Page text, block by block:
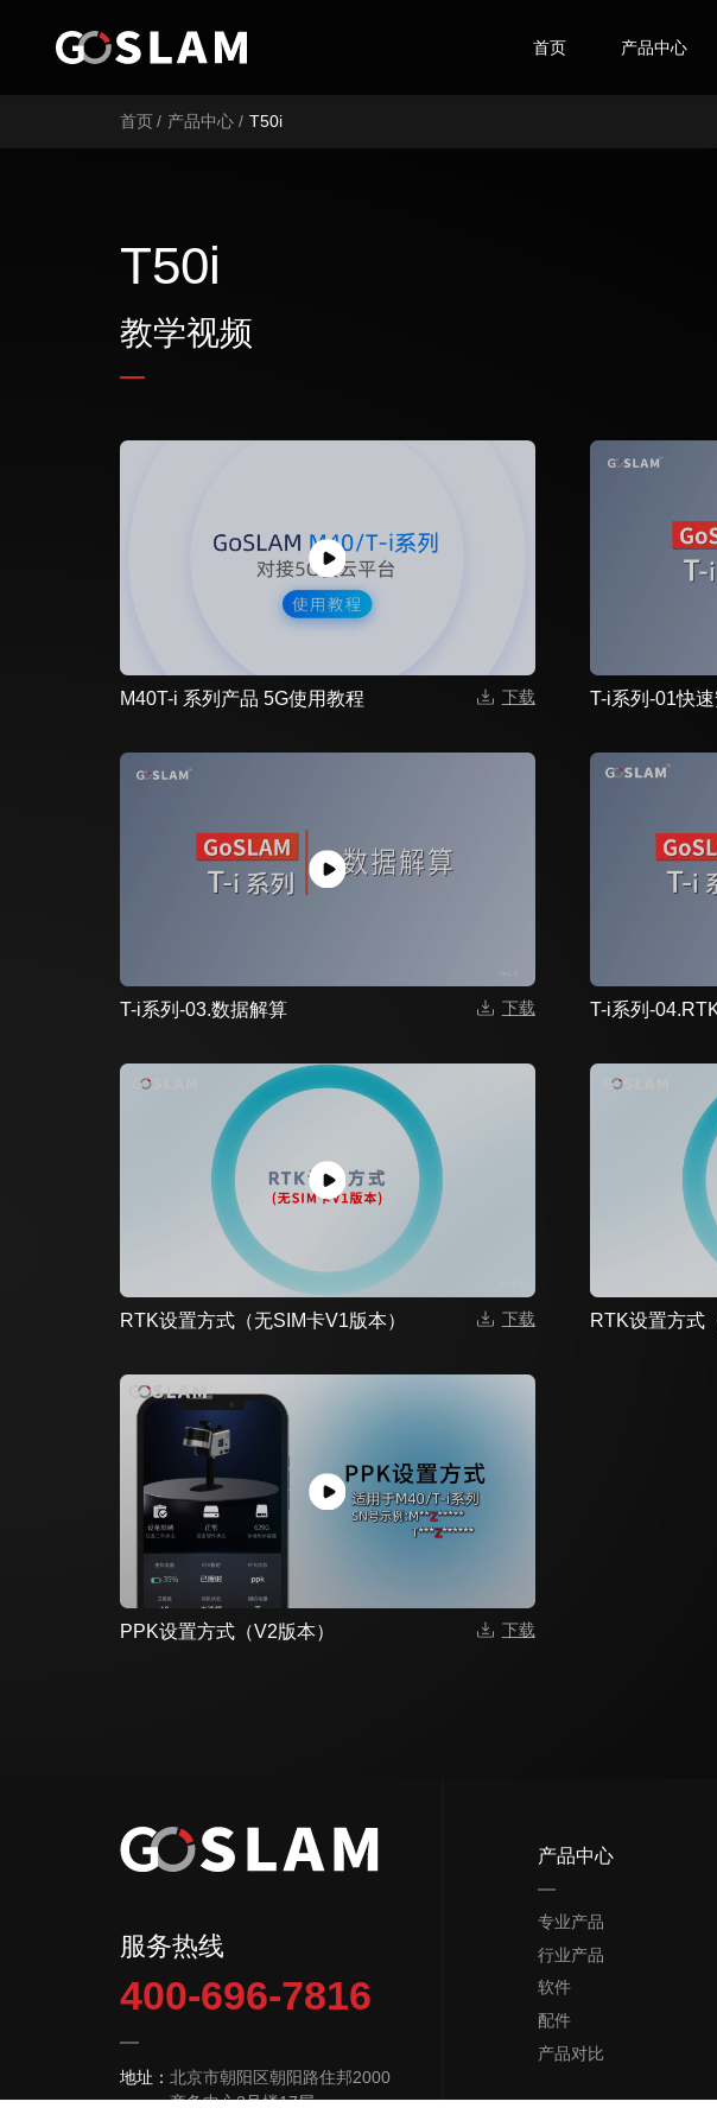
首页 产品中心
服务支持
品牌简介
首页 / 产品中心 / T50i
T50i
教学视频
M40T-i 系列产品 5G使用教程 下载 T-i系列-01快
T-i系列-03.数据解算 下载 T-i系列-
RTK设置方式（无SIM卡V1版本） 下载 RTK设置方式
PPK设置方式（V2版本） 下载
服务热线
400-696-7816
地址： 北京市朝阳区朝阳路住邦2000
商务中心2号楼17层
产品中心
专业产品
行业产品
软件
配件
产品对比